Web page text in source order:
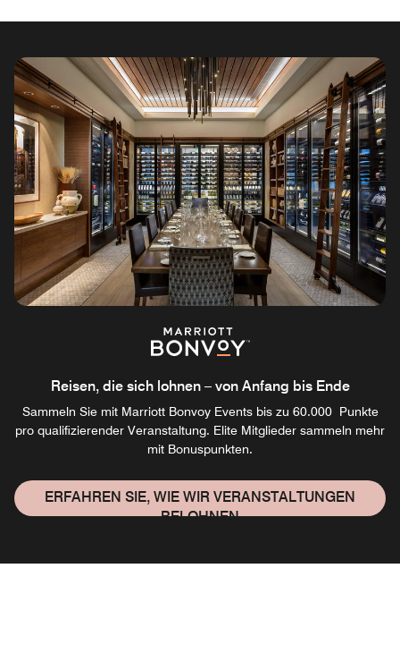
Reisen, die sich lohnen – von Anfang bis Ende
Sammeln Sie mit Marriott Bonvoy Events bis zu 60.000 Punkte
pro qualifizierender Veranstaltung. Elite Mitglieder sammeln mehr
mit Bonuspunkten.
ERFAHREN SIE, WIE WIR VERANSTALTUNGEN
BELOHNEN